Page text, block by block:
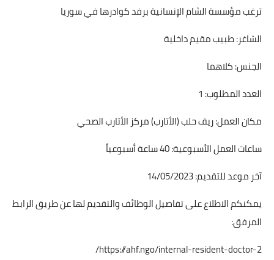
ترغب مؤسسة الشام الإنسانية برفد كوادرها في سوريا
الشاغر: طبيب مقيم داخلية
الجنس: كلاهما
العدد المطلوب: 1
مكان العمل: ريف حلب (الأتارب) مركز الأتارب الصحي
ساعات العمل الأسبوعية: 40 ساعة أسبوعياً
آخر موعد للتقديم: 14/05/2023
يمكنكم الاطلاع على تفاصيل الوظائف والتقديم لها عن طريق الرابط
المرفق:
https://ahf.ngo/internal-resident-doctor-2/